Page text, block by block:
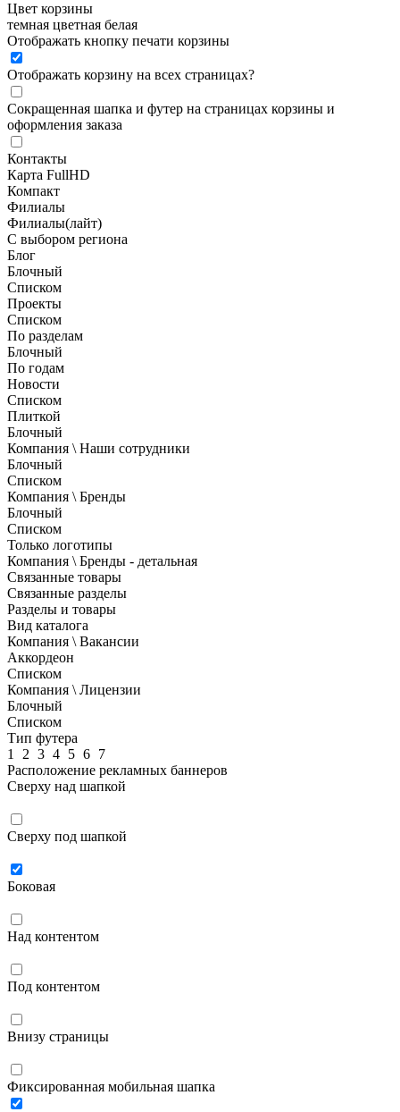
Цвет корзины
темная цветная белая
Отображать кнопку печати корзины
Отображать корзину на всех страницах?
Сокращенная шапка и футер на страницах корзины и
оформления заказа
Контакты
Карта FullHD
Компакт
Филиалы
Филиалы(лайт)
С выбором региона
Блог
Блочный
Списком
Проекты
Списком
По разделам
Блочный
По годам
Новости
Списком
Плиткой
Блочный
Компания \ Наши сотрудники
Блочный
Списком
Компания \ Бренды
Блочный
Списком
Только логотипы
Компания \ Бренды - детальная
Связанные товары
Связанные разделы
Разделы и товары
Вид каталога
Компания \ Вакансии
Аккордеон
Списком
Компания \ Лицензии
Блочный
Списком
Тип футера
1
2 3 4 5 6 7
Расположение рекламных баннеров
Сверху над шапкой
Сверху под шапкой
Боковая
Над контентом
Под контентом
Внизу страницы
Фиксированная мобильная шапка